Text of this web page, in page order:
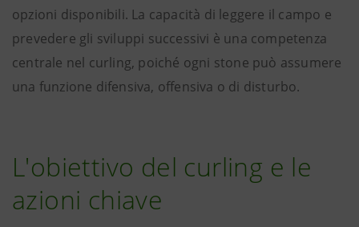
opzioni disponibili. La capacità di leggere il campo e
prevedere gli sviluppi successivi è una competenza
centrale nel curling, poiché ogni stone può assumere
una funzione difensiva, offensiva o di disturbo.
L'obiettivo del curling e le
azioni chiave